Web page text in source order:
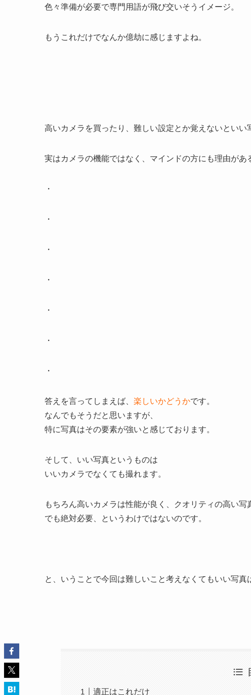
色々準備が必要で専門用語が飛び交いそうイメージ。
もうこれだけでなんか億劫に感じますよね。
高いカメラを買ったり、難しい設定とか覚えないといい
実はカメラの機能ではなく、マインドの方にも理由があ
・
・
・
・
・
・
・
答えを言ってしまえば、 楽しいかどうかです。
なんでもそうだと思いますが、
特に写真はその要素が強いと感じております。
そして、いい写真というものは
いいカメラでなくても撮れます。
もちろん高いカメラは性能が良く、クオリティの高い写
でも絶対必要、というわけではないのです。
と、いうことで今回は難しいこと考えなくてもいい写真
適正はこれだけ